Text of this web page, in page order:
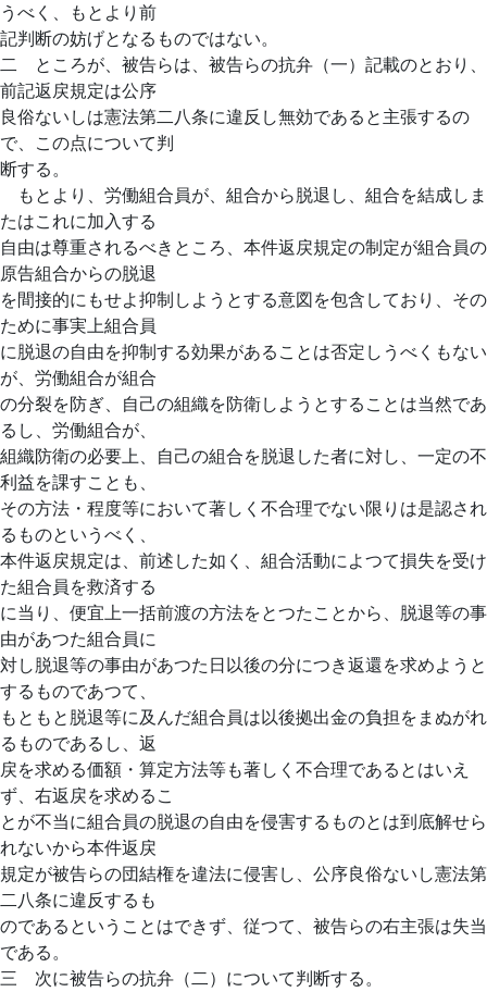
うべく、もとより前
記判断の妨げとなるものではない。
二 ところが、被告らは、被告らの抗弁（一）記載のとおり、
前記返戻規定は公序
良俗ないしは憲法第二八条に違反し無効であると主張するの
で、この点について判
断する。
もとより、労働組合員が、組合から脱退し、組合を結成しま
たはこれに加入する
自由は尊重されるべきところ、本件返戻規定の制定が組合員の
原告組合からの脱退
を間接的にもせよ抑制しようとする意図を包含しており、その
ために事実上組合員
に脱退の自由を抑制する効果があることは否定しうべくもない
が、労働組合が組合
の分裂を防ぎ、自己の組織を防衛しようとすることは当然であ
るし、労働組合が、
組織防衛の必要上、自己の組合を脱退した者に対し、一定の不
利益を課すことも、
その方法・程度等において著しく不合理でない限りは是認され
るものというべく、
本件返戻規定は、前述した如く、組合活動によつて損失を受け
た組合員を救済する
に当り、便宜上一括前渡の方法をとつたことから、脱退等の事
由があつた組合員に
対し脱退等の事由があつた日以後の分につき返還を求めようと
するものであつて、
もともと脱退等に及んだ組合員は以後拠出金の負担をまぬがれ
るものであるし、返
戻を求める価額・算定方法等も著しく不合理であるとはいえ
ず、右返戻を求めるこ
とが不当に組合員の脱退の自由を侵害するものとは到底解せら
れないから本件返戻
規定が被告らの団結権を違法に侵害し、公序良俗ないし憲法第
二八条に違反するも
のであるということはできず、従つて、被告らの右主張は失当
である。
三 次に被告らの抗弁（二）について判断する。